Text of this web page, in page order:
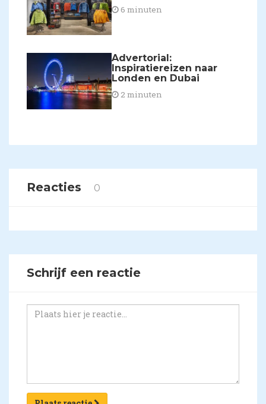
6 minuten
​Advertorial:
Inspiratiereizen naar
Londen en Dubai
2 minuten
Reacties 0
Schrijf een reactie